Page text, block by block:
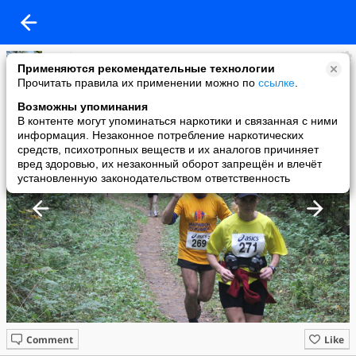
Применяются рекомендательные технологии
Прочитать правила их применении можно по ссылке
Возможны упоминания
В контенте могут упоминаться наркотики и связанная с ними
информация. Незаконное потребление наркотических
средств, психотропных веществ и их аналогов причиняет
вред здоровью, их незаконный оборот запрещён и влечёт
установленную законодательством ответственность
Клуб Сенеж
added a photo
25 Oct в 21:44
Like
Comment